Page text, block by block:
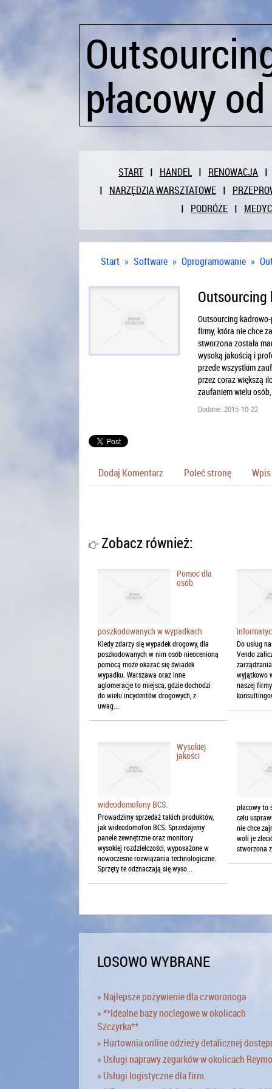
płacowy
START HANDEL
RENOWACJA
NARZĘDZIA WARSZTATOWE
PODRÓŻE
Start » Software » Oprogramowanie »
Outsourcing
Outsourcing
firmy, która nie chce
stworzona została
wysoką jakością i
przede wszystkim
przez coraz większą
zaufaniem wielu
Dodane: 2015-10-22
Dodaj Komentarz Poleć stronę
Zobacz również:
Pomoc dla
osób
poszkodowanych w wypadkach
Kiedy zdarzy się wypadek drogowy, dla
poszkodowanych w nim osób nieocenioną
pomocą może okazać się świadek
wypadku. Warszawa oraz inne
aglomeracje to miejsca, gdzie dochodzi
do wielu incydentów drogowych, z
uwag...
Do usług
Vendo
wyjątkowo
naszej
Wysokiej
jakości
wideodomofony BCS.
Prowadzimy sprzedaż takich produktów,
jak wideodomofon BCS. Sprzedajemy
panele zewnętrzne oraz monitory
wysokiej rozdzielczości, wyposażone w
nowoczesne rozwiązania technologiczne.
Sprzęty te odznaczają się wyso...
płacowy to
celu
nie chce
woli je
stworzona
LOSOWO WYBRANE
» Najlepsze pożywienie dla czworonoga
» **Idealne bazy noclegowe w okolicach
Szczyrka**
» Hurtownia online odzieży detalicznej
» Usługi naprawy zegarków w okolicach
» Usługi logistyczne dla firm.